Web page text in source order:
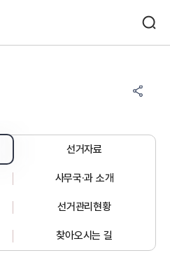
선거자료
사무국·과 소개
선거관리현황
찾아오시는 길